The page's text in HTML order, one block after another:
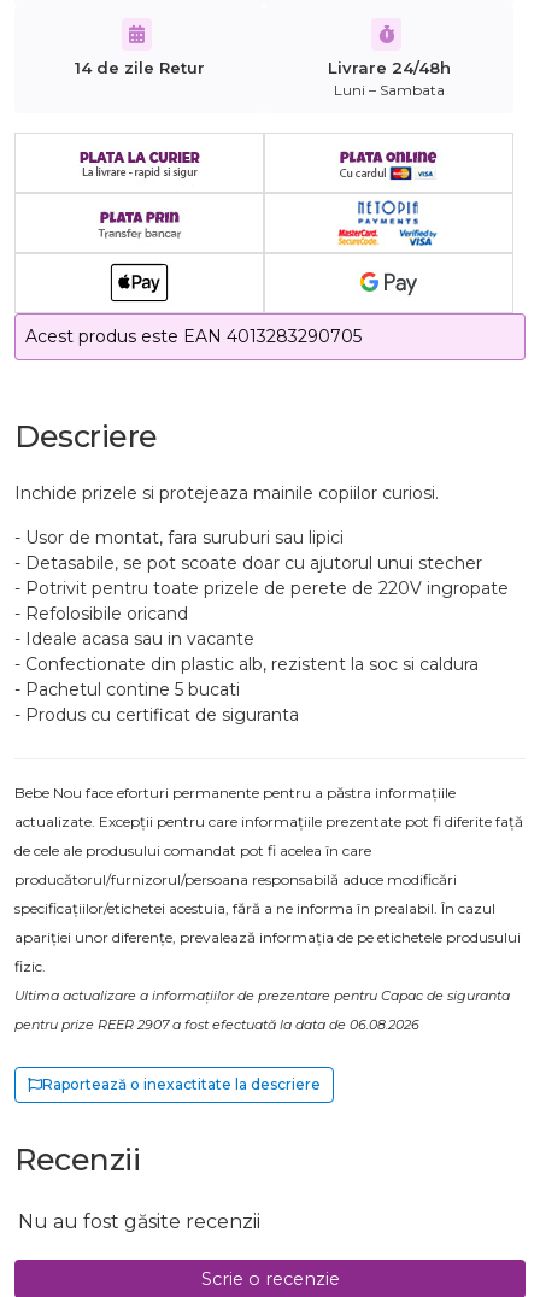
14 de zile Retur Livrare 24/48h
Luni – Sambata
Acest produs este EAN 4013283290705
Descriere
Inchide prizele si protejeaza mainile copiilor curiosi.
- Usor de montat, fara suruburi sau lipici
- Detasabile, se pot scoate doar cu ajutorul unui stecher
- Potrivit pentru toate prizele de perete de 220V ingropate
- Refolosibile oricand
- Ideale acasa sau in vacante
- Confectionate din plastic alb, rezistent la soc si caldura
- Pachetul contine 5 bucati
- Produs cu certificat de siguranta
Bebe Nou face eforturi permanente pentru a păstra informațiile
actualizate. Excepții pentru care informațiile prezentate pot fi diferite față
de cele ale produsului comandat pot fi acelea în care
producătorul/furnizorul/persoana responsabilă aduce modificări
specificațiilor/etichetei acestuia, fără a ne informa în prealabil. În cazul
apariției unor diferențe, prevalează informația de pe etichetele produsului
fizic.
Ultima actualizare a informațiilor de prezentare pentru Capac de siguranta
pentru prize REER 2907 a fost efectuată la data de 06.08.2026
Raportează o inexactitate la descriere
Recenzii
Nu au fost găsite recenzii
Scrie o recenzie